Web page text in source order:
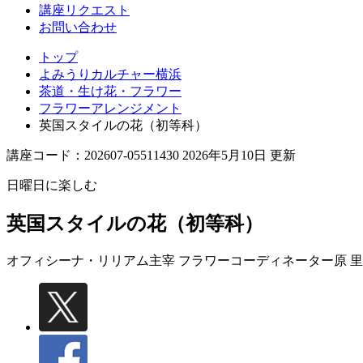
講座リクエスト
お問い合わせ
トップ
よみうりカルチャー横浜
茶道・生け花・フラワー
フラワーアレンジメント
英国スタイルの花（初等科）
講座コード：202607-05511430 2026年5月10日 更新
日曜日に楽しむ
英国スタイルの花（初等科）
オフィシーナ・リリアム主宰 フラワーコーディネーター原